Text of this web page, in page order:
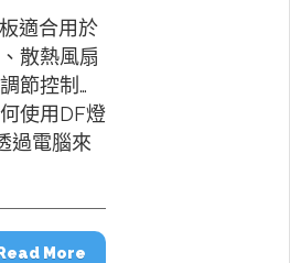
適合用於
散熱風扇
節控制…
使用DF燈
過電腦來
Read More